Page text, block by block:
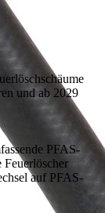
und ab 2029
PFAS-
auf PFAS-